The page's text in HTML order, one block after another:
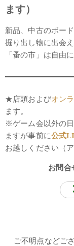
ます）
新品、中古のボー
掘り出し物に出会
「蚤の市」は自由
★店頭およびオン
ます。
※ゲーム会以外の
ますが事前に公式
お越しください（
お問合
ご不明点などご